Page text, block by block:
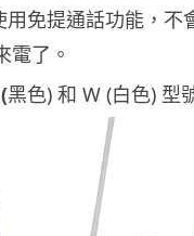
免提通話功能，不
電了。
(黑色) 和 W (白色) 型